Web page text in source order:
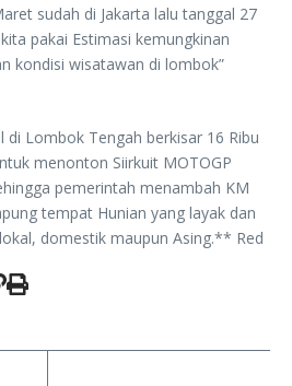
sudah di Jakarta lalu tanggal 27
pakai Estimasi kemungkinan
kondisi wisatawan di lombok”
di Lombok Tengah berkisar 16 Ribu
menonton Siirkuit MOTOGP
pemerintah menambah KM
tempat Hunian yang layak dan
domestik maupun Asing.** Red